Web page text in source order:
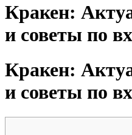
Кракен:
и советы по
Кракен:
и советы по